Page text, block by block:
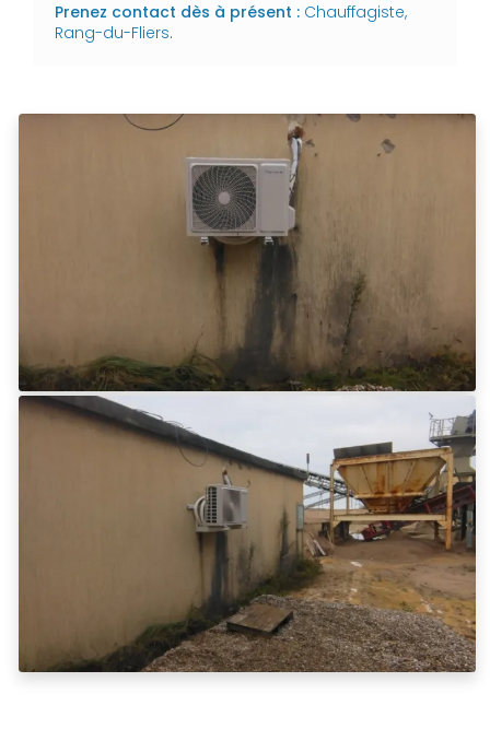
Prenez contact dès à présent : Chauffagiste,
Rang-du-Fliers.